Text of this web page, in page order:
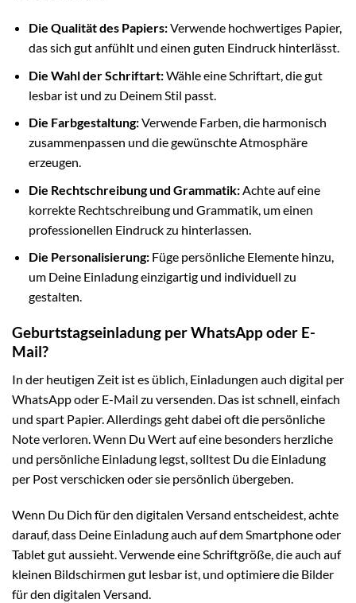
Die Qualität des Papiers:Verwende hochwertiges Papier,
das sich gut anfühlt und einen guten Eindruck hinterlässt.
Die Wahl der Schriftart:Wähle eine Schriftart, die gut
lesbar ist und zu Deinem Stil passt.
Die Farbgestaltung:Verwende Farben, die harmonisch
zusammenpassen und die gewünschte Atmosphäre
erzeugen.
Die Rechtschreibung und Grammatik:Achte auf eine
korrekte Rechtschreibung und Grammatik, um einen
professionellen Eindruck zu hinterlassen.
Die Personalisierung:Füge persönliche Elemente hinzu,
um Deine Einladung einzigartig und individuell zu
gestalten.
Geburtstagseinladung per WhatsApp oder E-
Mail?
In der heutigen Zeit ist es üblich, Einladungen auch digital per
WhatsApp oder E-Mail zu versenden. Das ist schnell, einfach
und spart Papier. Allerdings geht dabei oft die persönliche
Note verloren. Wenn Du Wert auf eine besonders herzliche
und persönliche Einladung legst, solltest Du die Einladung
per Post verschicken oder sie persönlich übergeben.
Wenn Du Dich für den digitalen Versand entscheidest, achte
darauf, dass Deine Einladung auch auf dem Smartphone oder
Tablet gut aussieht. Verwende eine Schriftgröße, die auch auf
kleinen Bildschirmen gut lesbar ist, und optimiere die Bilder
für den digitalen Versand.